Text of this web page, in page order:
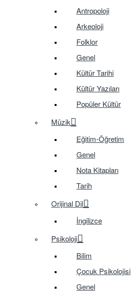
Antropoloji
Arkeoloji
Folklor
Genel
Kültür Tarihi
Kültür Yazıları
Popüler Kültür
Müzik
Eğitim-Öğretim
Genel
Nota Kitapları
Tarih
Orijinal Dil
İngilizce
Psikoloji
Bilim
Çocuk Psikolojisi
Genel